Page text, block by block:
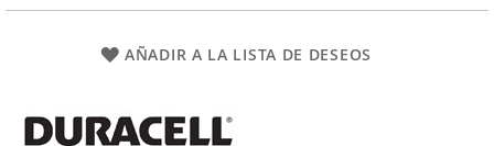
AÑADIR A LA LISTA DE DESEOS